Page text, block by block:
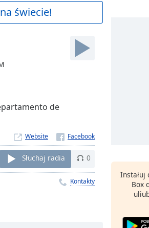
świecie!
de
Website
Słuchaj radia 0
Kontakty
Instałuj
Box